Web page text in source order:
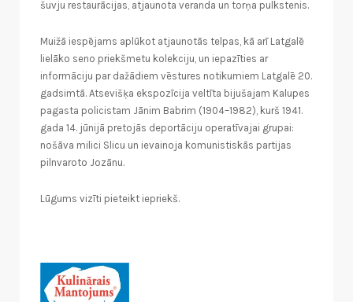
šuvju restaurācijas, atjaunota veranda un torņa pulkstenis.
Muižā iespējams aplūkot atjaunotās telpas, kā arī Latgalē
lielāko seno priekšmetu kolekciju, un iepazīties ar
informāciju par dažādiem vēstures notikumiem Latgalē 20.
gadsimtā. Atsevišķa ekspozīcija veltīta bijušajam Kalupes
pagasta policistam Jānim Babrim (1904–1982), kurš 1941.
gada 14. jūnijā pretojās deportāciju operatīvajai grupai:
nošāva milici Slicu un ievainoja komunistiskās partijas
pilnvaroto Jozānu.
Lūgums vizīti pieteikt iepriekš.